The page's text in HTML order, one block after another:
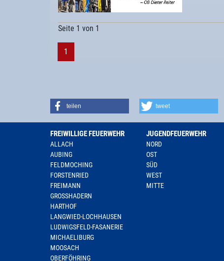
Seite 1 von 1
1
teilen tweet
FREIWILLIGE FEUERWEHR
ALLACH
AUBING
FELDMOCHING
FORSTENRIED
FREIMANN
GROSSHADERN
HARTHOF
LANGWIED-LOCHHAUSEN
LUDWIGSFELD-FASANERIE
MICHAELIBURG
MOOSACH
OBERFÖHRING
JUGENDFEUERWEHR
NORD
OST
SÜD
WEST
MITTE